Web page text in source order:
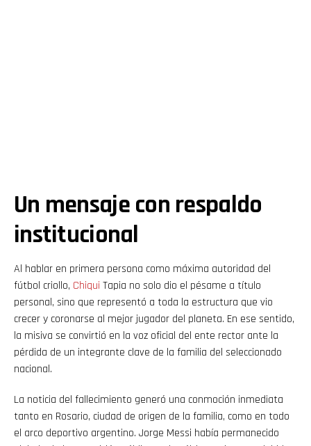
Un mensaje con respaldo
institucional
Al hablar en primera persona como máxima autoridad del
fútbol criollo, Chiqui Tapia no solo dio el pésame a título
personal, sino que representó a toda la estructura que vio
crecer y coronarse al mejor jugador del planeta. En ese sentido,
la misiva se convirtió en la voz oficial del ente rector ante la
pérdida de un integrante clave de la familia del seleccionado
nacional.
La noticia del fallecimiento generó una conmoción inmediata
tanto en Rosario, ciudad de origen de la familia, como en todo
el arco deportivo argentino. Jorge Messi había permanecido